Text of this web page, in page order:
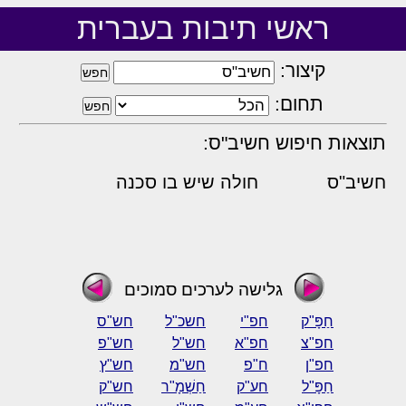
ראשי תיבות בעברית
קיצור:
תחום:
תוצאות חיפוש חשיב"ס:
חשיב"ס חולה שיש בו סכנה
גלישה לערכים סמוכים
חַפָּ"ק חפ"י חשכ"ל
חש"ס
חפ"צ
חפ"א חש"ל
חש"פ
חפ"ן
ח"פ חש"מ
חש"ץ
חַפָּ"ל
חע"ק חַשְׁמָ"ר
חש"ק